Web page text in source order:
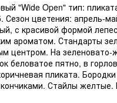
"Wide Open" тип:
Сезон цветения: апрель-
с красивой формой
ароматом. Стандарты
центром. На зеленовато-
беловатое пятно, в
пликата.
Стайлы желтые.